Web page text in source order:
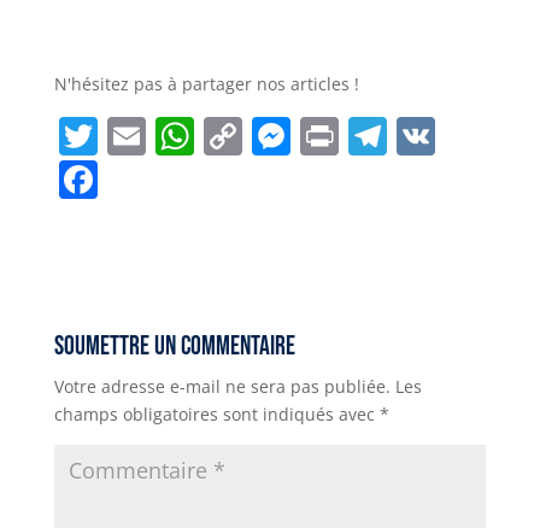
N'hésitez pas à partager nos articles !
T
w
it
r
E W
p
p
C
n
k
M
g
e
r
P T
m
V
F
b
o
o
Soumettre un commentaire
Votre adresse e-mail ne sera pas publiée. Les
champs obligatoires sont indiqués avec *